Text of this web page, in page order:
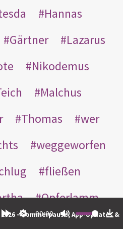
00:00
– Sommerpause, App-Updates &
Hannas
Gärtner
Lazarus
Nikodemus
Malchus
Thomas
wer
weggeworfen
fließen
Opferlamm
jüdischen